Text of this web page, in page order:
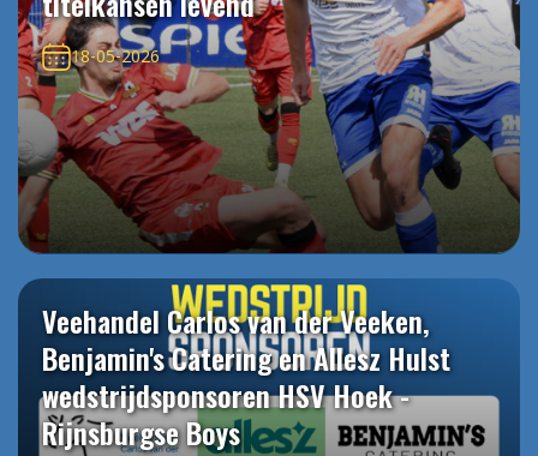
18-05-2026
Veehandel Carlos van der Veeken,
Benjamin's Catering en Allesz Hulst
wedstrijdsponsoren HSV Hoek -
Rijnsburgse Boys